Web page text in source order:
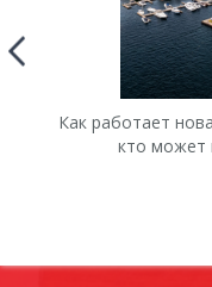
Как работает
кто может